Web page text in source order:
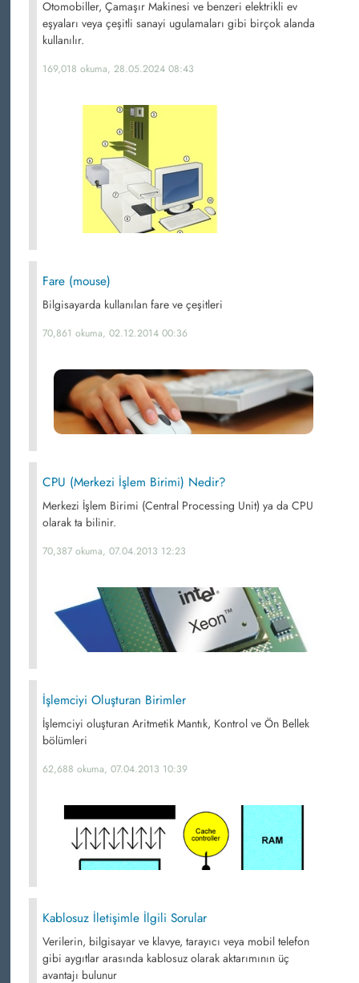
Otomobiller, Çamaşır Makinesi ve benzeri elektrikli ev
eşyaları veya çeşitli sanayi ugulamaları gibi birçok alanda
kullanılır.
169,018 okuma, 28.05.2024 08:43
Fare (mouse)
Bilgisayarda kullanılan fare ve çeşitleri
70,861 okuma, 02.12.2014 00:36
CPU (Merkezi İşlem Birimi) Nedir?
Merkezi İşlem Birimi (Central Processing Unit) ya da CPU
olarak ta bilinir.
70,387 okuma, 07.04.2013 12:23
İşlemciyi Oluşturan Birimler
İşlemciyi oluşturan Aritmetik Mantık, Kontrol ve Ön Bellek
bölümleri
62,688 okuma, 07.04.2013 10:39
Kablosuz İletişimle İlgili Sorular
Verilerin, bilgisayar ve klavye, tarayıcı veya mobil telefon
gibi aygıtlar arasında kablosuz olarak aktarımının üç
avantajı bulunur